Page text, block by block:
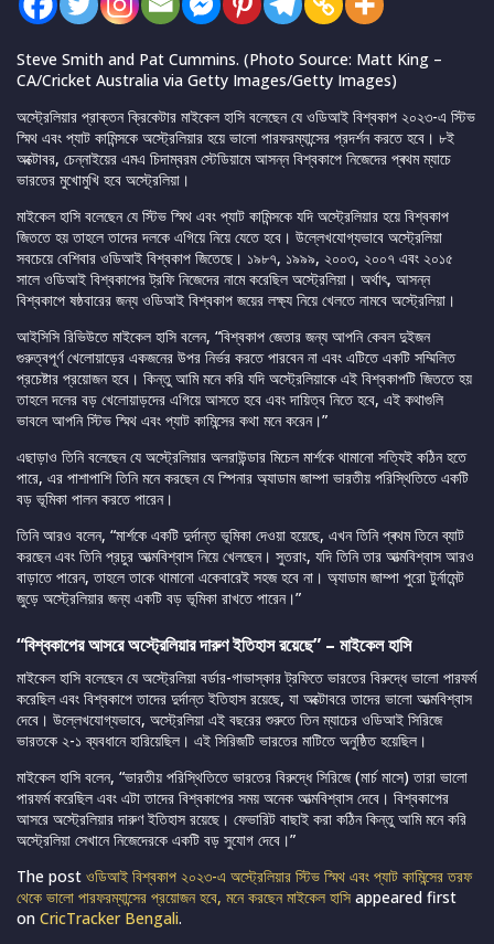
Steve Smith and Pat Cummins. (Photo Source: Matt King –
CA/Cricket Australia via Getty Images/Getty Images)
অস্ট্রেলিয়ার প্রাক্তন ক্রিকেটার মাইকেল হাসি বলেছেন যে ওডিআই বিশ্বকাপ ২০২৩-এ স্টিভ
স্মিথ এবং প্যাট কামিন্সকে অস্ট্রেলিয়ার হয়ে ভালো পারফরম্যান্সের প্রদর্শন করতে হবে। ৮ই
অক্টোবর, চেন্নাইয়ের এমএ চিদাম্বরম স্টেডিয়ামে আসন্ন বিশ্বকাপে নিজেদের প্ৰথম ম্যাচে
ভারতের মুখোমুখি হবে অস্ট্রেলিয়া।
মাইকেল হাসি বলেছেন যে স্টিভ স্মিথ এবং প্যাট কামিন্সকে যদি অস্ট্রেলিয়ার হয়ে বিশ্বকাপ
জিততে হয় তাহলে তাদের দলকে এগিয়ে নিয়ে যেতে হবে। উল্লেখযোগ্যভাবে অস্ট্রেলিয়া
সবচেয়ে বেশিবার ওডিআই বিশ্বকাপ জিতেছে। ১৯৮৭, ১৯৯৯, ২০০৩, ২০০৭ এবং ২০১৫
সালে ওডিআই বিশ্বকাপের ট্রফি নিজেদের নামে করেছিল অস্ট্রেলিয়া। অর্থাৎ, আসন্ন
বিশ্বকাপে ষষ্ঠবারের জন্য ওডিআই বিশ্বকাপ জয়ের লক্ষ্য নিয়ে খেলতে নামবে অস্ট্রেলিয়া।
আইসিসি রিভিউতে মাইকেল হাসি বলেন, “বিশ্বকাপ জেতার জন্য আপনি কেবল দুইজন
গুরুত্বপূর্ণ খেলোয়াড়ের একজনের উপর নির্ভর করতে পারবেন না এবং এটিতে একটি সম্মিলিত
প্রচেষ্টার প্রয়োজন হবে। কিন্তু আমি মনে করি যদি অস্ট্রেলিয়াকে এই বিশ্বকাপটি জিততে হয়
তাহলে দলের বড় খেলোয়াড়দের এগিয়ে আসতে হবে এবং দায়িত্ব নিতে হবে, এই কথাগুলি
ভাবলে আপনি স্টিভ স্মিথ এবং প্যাট কামিন্সের কথা মনে করেন।”
এছাড়াও তিনি বলেছেন যে অস্ট্রেলিয়ার অলরাউন্ডার মিচেল মার্শকে থামানো সত্যিই কঠিন হতে
পারে, এর পাশাপাশি তিনি মনে করছেন যে স্পিনার অ্যাডাম জাম্পা ভারতীয় পরিস্থিতিতে একটি
বড় ভূমিকা পালন করতে পারেন।
তিনি আরও বলেন, “মার্শকে একটি দুর্দান্ত ভূমিকা দেওয়া হয়েছে, এখন তিনি প্ৰথম তিনে ব্যাট
করছেন এবং তিনি প্রচুর আত্মবিশ্বাস নিয়ে খেলছেন। সুতরাং, যদি তিনি তার আত্মবিশ্বাস আরও
বাড়াতে পারেন, তাহলে তাকে থামানো একেবারেই সহজ হবে না। অ্যাডাম জাম্পা পুরো টুর্নামেন্ট
জুড়ে অস্ট্রেলিয়ার জন্য একটি বড় ভূমিকা রাখতে পারেন।”
“বিশ্বকাপের আসরে অস্ট্রেলিয়ার দারুণ ইতিহাস রয়েছে” – মাইকেল হাসি
মাইকেল হাসি বলেছেন যে অস্ট্রেলিয়া বর্ডার-গাভাস্কার ট্রফিতে ভারতের বিরুদ্ধে ভালো পারফর্ম
করেছিল এবং বিশ্বকাপে তাদের দুর্দান্ত ইতিহাস রয়েছে, যা অক্টোবরে তাদের ভালো আত্মবিশ্বাস
দেবে। উল্লেখযোগ্যভাবে, অস্ট্রেলিয়া এই বছরের শুরুতে তিন ম্যাচের ওডিআই সিরিজে
ভারতকে ২-১ ব্যবধানে হারিয়েছিল। এই সিরিজটি ভারতের মাটিতে অনুষ্ঠিত হয়েছিল।
মাইকেল হাসি বলেন, “ভারতীয় পরিস্থিতিতে ভারতের বিরুদ্ধে সিরিজে (মার্চ মাসে) তারা ভালো
পারফর্ম করেছিল এবং এটা তাদের বিশ্বকাপের সময় অনেক আত্মবিশ্বাস দেবে। বিশ্বকাপের
আসরে অস্ট্রেলিয়ার দারুণ ইতিহাস রয়েছে। ফেভারিট বাছাই করা কঠিন কিন্তু আমি মনে করি
অস্ট্রেলিয়া সেখানে নিজেদেরকে একটি বড় সুযোগ দেবে।”
The post ওডিআই বিশ্বকাপ ২০২৩-এ অস্ট্রেলিয়ার স্টিভ স্মিথ এবং প্যাট কামিন্সের তরফ
থেকে ভালো পারফরম্যান্সের প্রয়োজন হবে, মনে করছেন মাইকেল হাসি appeared first
on CricTracker Bengali.